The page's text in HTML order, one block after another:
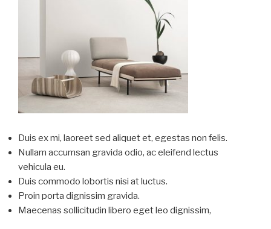
Duis ex mi, laoreet sed aliquet et, egestas non felis.
Nullam accumsan gravida odio, ac eleifend lectus
vehicula eu.
Duis commodo lobortis nisi at luctus.
Proin porta dignissim gravida.
Maecenas sollicitudin libero eget leo dignissim,